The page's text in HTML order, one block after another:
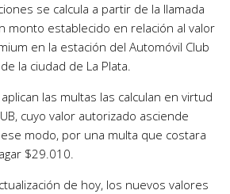
se calcula a partir de la llamada
monto establecido en relación al valor
en la estación del Automóvil Club
la ciudad de La Plata.
las multas las calculan en virtud
cuyo valor autorizado asciende
modo, por una multa que costara
$29.010.
de hoy, los nuevos valores